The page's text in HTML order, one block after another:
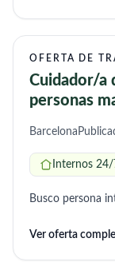
OFERTA DE
Cuidador/a
personas
Barcelona
Internos 24/
Busco persona
Ver oferta